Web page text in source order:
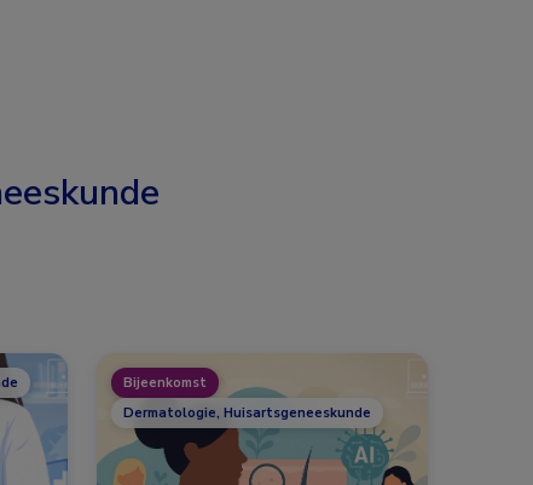
Bijeenkomst
Dermatologie, Huisartsgeneeskunde